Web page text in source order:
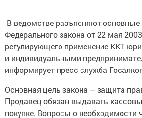
В ведомстве разъясняют основные
Федерального закона от 22 мая
регулирующего применение ККТ
и индивидуальными
информирует пресс-служба
Основная цель закона – защита
Продавец обязан выдавать
покупке. Вопросы о необходимости